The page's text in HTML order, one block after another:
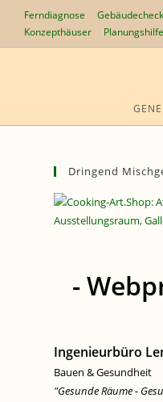
Inhalt
springen
Ferndiagnose Gebäudecheck
Konzepthäuser
Planungshilfe
Dringend
-
Ingenieurbüro
Bauen & Gesundheit
"Gesunde Räume -